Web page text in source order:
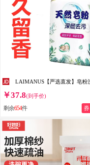
￥37.8(到手价)
剩余654件 券